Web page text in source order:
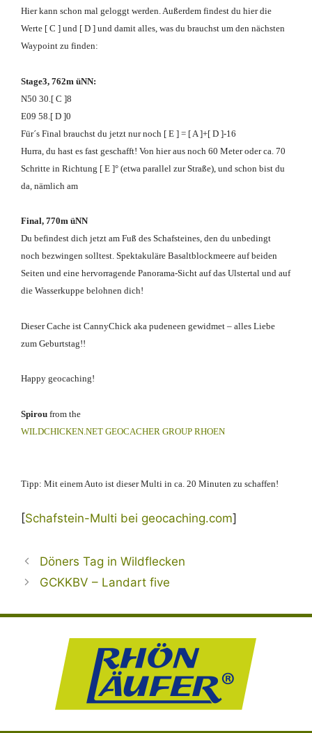
Hier kann schon mal geloggt werden. Außerdem findest du hier die
Werte [ C ] und [ D ] und damit alles, was du brauchst um den nächsten
Waypoint zu finden:
Stage3, 762m üNN:
N50 30.[ C ]8
E09 58.[ D ]0
Für´s Final brauchst du jetzt nur noch [ E ] = [ A ]+[ D ]-16
Hurra, du hast es fast geschafft! Von hier aus noch 60 Meter oder ca. 70
Schritte in Richtung [ E ]° (etwa parallel zur Straße), und schon bist du
da, nämlich am
Final, 770m üNN
Du befindest dich jetzt am Fuß des Schafsteines, den du unbedingt
noch bezwingen solltest. Spektakuläre Basaltblockmeere auf beiden
Seiten und eine hervorragende Panorama-Sicht auf das Ulstertal und auf
die Wasserkuppe belohnen dich!
Dieser Cache ist CannyChick aka pudeneen gewidmet – alles Liebe
zum Geburtstag!!
Happy geocaching!
Spirou from the
WILDCHICKEN.NET GEOCACHER GROUP RHOEN
Tipp: Mit einem Auto ist dieser Multi in ca. 20 Minuten zu schaffen!
[Schafstein-Multi bei geocaching.com]
Döners Tag in Wildflecken
GCKKBV – Landart five